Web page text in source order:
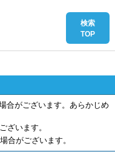
合がございます。あらかじめ
ざいます。
合がございます。